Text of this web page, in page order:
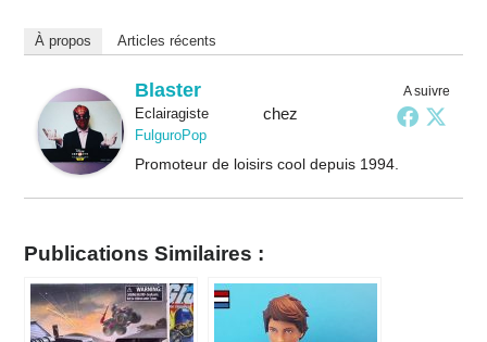
À propos Articles récents
A suivre
Blaster
Eclairagistechez
FulguroPop
Promoteur de loisirs cool depuis 1994.
Publications Similaires :